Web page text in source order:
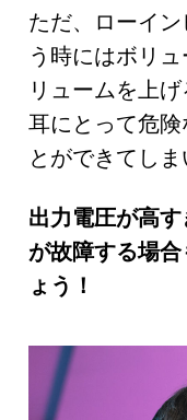
ただ、ローイ
う時にはボリ
リュームを上
耳にとって危
とができてしま
出力電圧が高
が故障する場
ょう！